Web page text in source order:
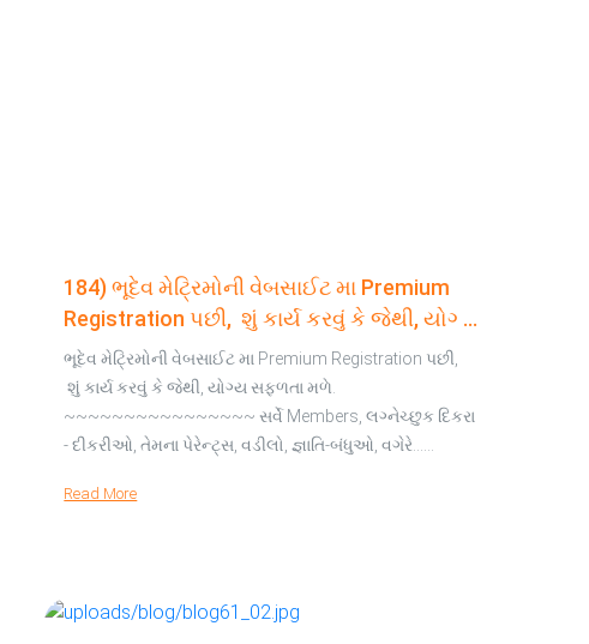
184) ભૂદેવ મેટ્રિમોની વેબસાઈટ મા Premium
Registration પછી, શું કાર્ય કરવું કે જેથી, યોગ્ય
સફળતા મળે.
ભૂદેવ મેટ્રિમોની વેબસાઈટ મા Premium Registration પછી,
શું કાર્ય કરવું કે જેથી, યોગ્ય સફળતા મળે.
~~~~~~~~~~~~~~~~ સર્વે Members, લગ્નેચ્છુક દિકરા
- દીકરીઓ, તેમના પેરેન્ટ્સ, વડીલો, જ્ઞાતિ-બંધુઓ, વગેરે...…
Read More